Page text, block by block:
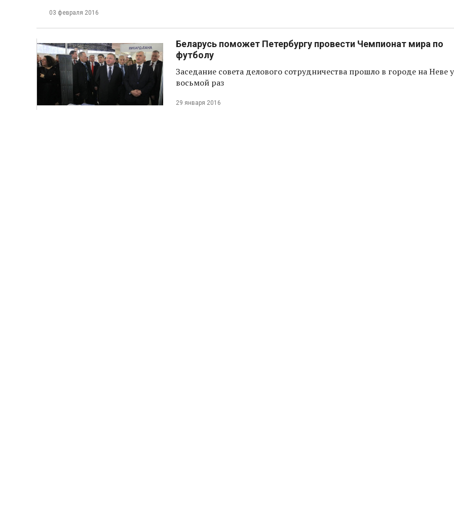
03 февраля 2016
Беларусь поможет Петербургу провести Чемпионат мира по
футболу
Заседание совета делового сотрудничества прошло в городе на Неве
восьмой раз
29 января 2016